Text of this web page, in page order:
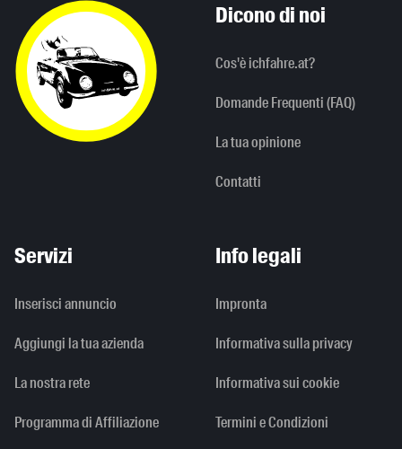
Dicono di noi
Cos'è ichfahre.at?
Domande Frequenti (FAQ)
La tua opinione
Contatti
Servizi
Inserisci annuncio
Aggiungi la tua azienda
La nostra rete
Programma di Affiliazione
Info legali
Impronta
Informativa sulla privacy
Informativa sui cookie
Termini e Condizioni